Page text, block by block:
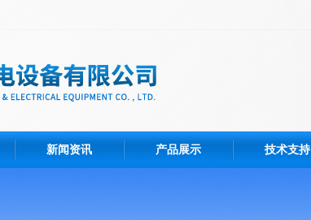
新闻资讯 产品展示 技术支持